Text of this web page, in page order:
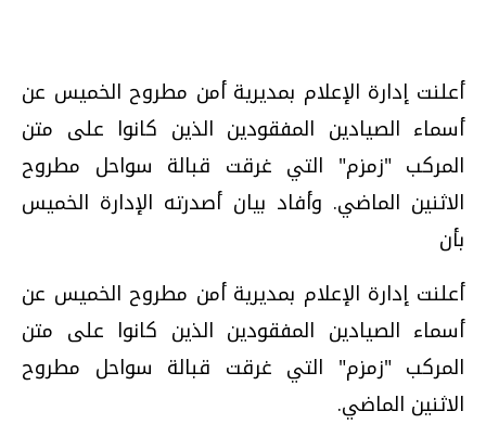
أعلنت إدارة الإعلام بمديرية أمن مطروح الخميس عن
أسماء الصيادين المفقودين الذين كانوا على متن
المركب "زمزم" التي غرقت قبالة سواحل مطروح
الاثنين الماضي. وأفاد بيان أصدرته الإدارة الخميس
بأن
أعلنت إدارة الإعلام بمديرية أمن مطروح الخميس عن
أسماء الصيادين المفقودين الذين كانوا على متن
المركب "زمزم" التي غرقت قبالة سواحل مطروح
الاثنين الماضي.